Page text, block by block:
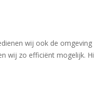
wij ook de
wij zo efficiënt mogelijk.